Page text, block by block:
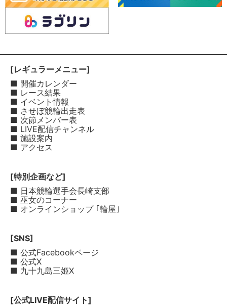
[レギュラーメニュー]
■ 開催カレンダー
■ レース結果
■ イベント情報
■ させぼ競輪出走表
■ 次節メンバー表
■ LIVE配信チャンネル
■ 施設案内
■ アクセス
[特別企画など]
■ 日本競輪選手会長崎支部
■ 巫女のコーナー
■ オンラインショップ ｢輪屋｣
[SNS]
■ 公式Facebookページ
■ 公式X
■ 九十九島三姫X
[公式LIVE配信サイト]